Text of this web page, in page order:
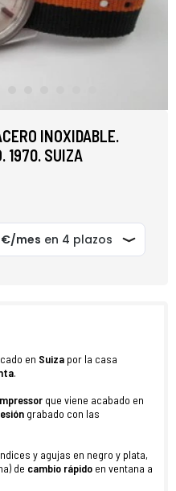
INOXIDABLE.
1970. SUIZA
en Suiza por la casa
.
que viene acabado en
grabado con las
y agujas en negro y plata,
de cambio rápido en ventana a